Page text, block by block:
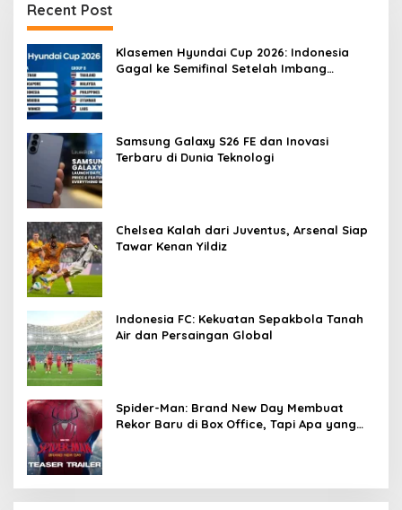
Recent Post
Klasemen Hyundai Cup 2026: Indonesia
Gagal ke Semifinal Setelah Imbang
Samsung Galaxy S26 FE dan Inovasi
Terbaru di Dunia Teknologi
Chelsea Kalah dari Juventus, Arsenal Siap
Tawar Kenan Yildiz
Indonesia FC: Kekuatan Sepakbola Tanah
Air dan Persaingan Global
Spider-Man: Brand New Day Membuat
Rekor Baru di Box Office, Tapi Apa yang